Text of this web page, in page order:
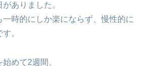
ありました。
時的にしか楽にならず、慢性的に
。
めて2週間、